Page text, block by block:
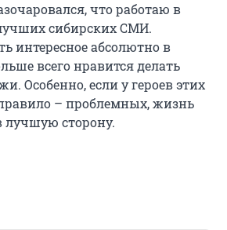
что работаю в
сибирских СМИ.
интересное абсолютно в
всего нравится делать
Особенно, если у героев этих
– проблемных, жизнь
лучшую сторону.